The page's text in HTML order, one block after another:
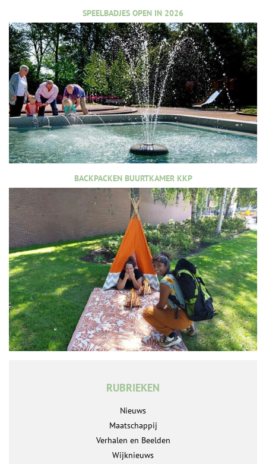
SPEELBADJES OPEN IN 2026
BACKPACKEN BUURTKAMER KKP
RUBRIEKEN
Nieuws
Maatschappij
Verhalen en Beelden
Wijknieuws